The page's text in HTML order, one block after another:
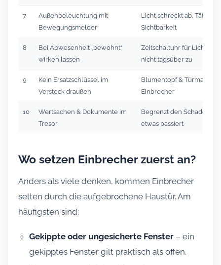
7
Außenbeleuchtung mit
Bewegungsmelder
Licht schreckt ab, Täter
Sichtbarkeit
8
Bei Abwesenheit „bewohnt“
wirken lassen
Zeitschaltuhr für Licht,
nicht tagsüber zu
9
Kein Ersatzschlüssel im
Versteck draußen
Blumentopf & Türmatte
Einbrecher
10
Wertsachen & Dokumente im
Tresor
Begrenzt den Schaden,
etwas passiert
Wo setzen Einbrecher zuerst an?
Anders als viele denken, kommen Einbrecher
selten durch die aufgebrochene Haustür. Am
häufigsten sind:
Gekippte oder ungesicherte Fenster – ein
gekipptes Fenster gilt praktisch als offen.